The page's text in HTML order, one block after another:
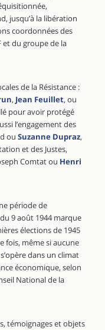
jusqu’à la libération
coordonnées des
et du groupe de la
de la Résistance :
, Jean Feuillet, ou
pour avoir protégé
l’engagement des
ou Suzanne Dupraz,
et des Justes,
Comtat ou Henri
période de
9 août 1944 marque
élections de 1945
fois, même si aucune
dans un climat
économique, selon
National de la
témoignages et objets